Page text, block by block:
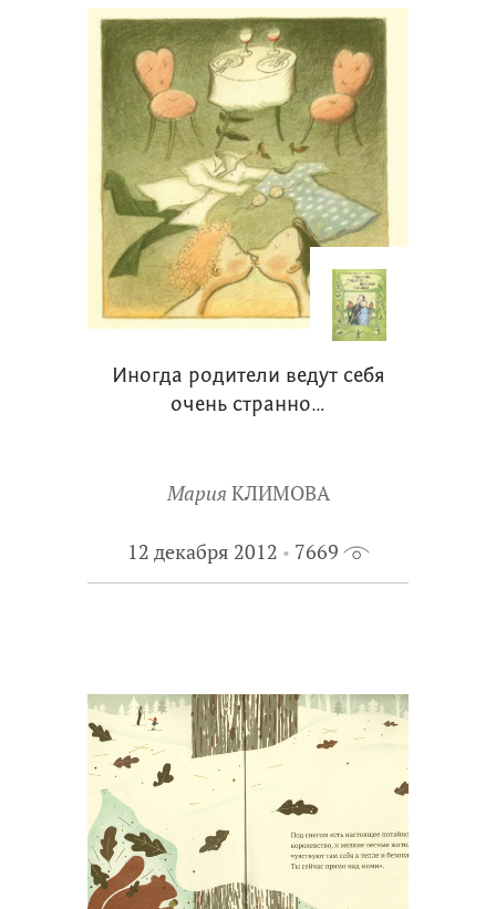
Иногда родители ведут себя
очень странно…
Мария КЛИМОВА
12 декабря 2012 7669